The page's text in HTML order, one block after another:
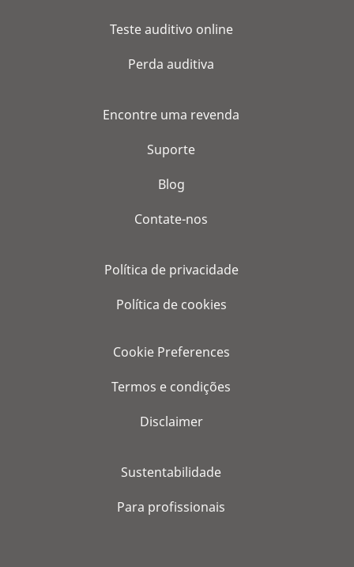
Teste auditivo online
Perda auditiva
Encontre uma revenda
Suporte
Blog
Contate-nos
Política de privacidade
Política de cookies
Cookie Preferences
Termos e condições
Disclaimer
Sustentabilidade
Para profissionais